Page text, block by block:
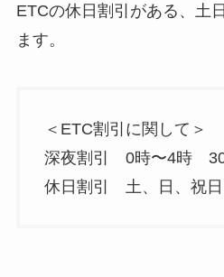
ETCの休日割引がある、土
ます。
＜ETC割引に関して＞
深夜割引 0時〜4時
休日割引 土、日、祝